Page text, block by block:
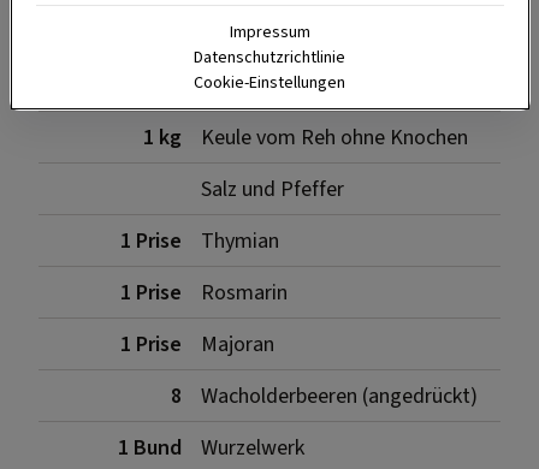
Speck zum Spicken
1 kg
Keule vom Reh ohne Knochen
Salz und Pfeffer
1 Prise
Thymian
1 Prise
Rosmarin
1 Prise
Majoran
8
Wacholderbeeren (angedrückt)
1 Bund
Wurzelwerk
Impressum
Datenschutzrichtlinie
Cookie-Einstellungen